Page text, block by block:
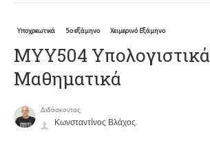
Υποχρεωτικά 5ο εξάμηνο Χειμερινό Εξάμηνο
ΜΥΥ504 Υπολογιστικά
Μαθηματικά
Διδάσκοντας
Κωνσταντίνος Βλάχος